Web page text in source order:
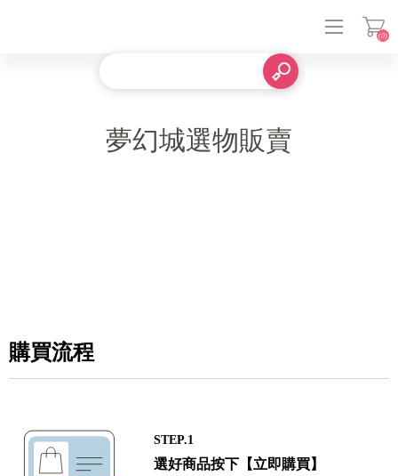
(0)
夢幻城選物販賣
購買流程
STEP.1
選好商品按下【立即購買】